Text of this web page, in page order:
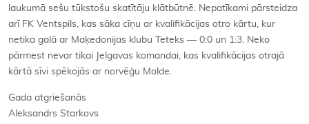
laukumā sešu tūkstošu skatītāju klātbūtnē. Nepatīkami pārsteidza
arī FK Ventspils, kas sāka cīņu ar kvalifikācijas otro kārtu, kur
netika galā ar Maķedonijas klubu Teteks — 0:0 un 1:3. Neko
pārmest nevar tikai Jelgavas komandai, kas kvalifikācijas otrajā
kārtā sīvi spēkojās ar norvēģu Molde.
Gada atgriešanās
Aleksandrs Starkovs